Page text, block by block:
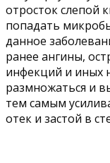
отросток слепой
попадать
данное
ранее ангины,
инфекций и иных
размножаться и
тем самым
отек и застой в